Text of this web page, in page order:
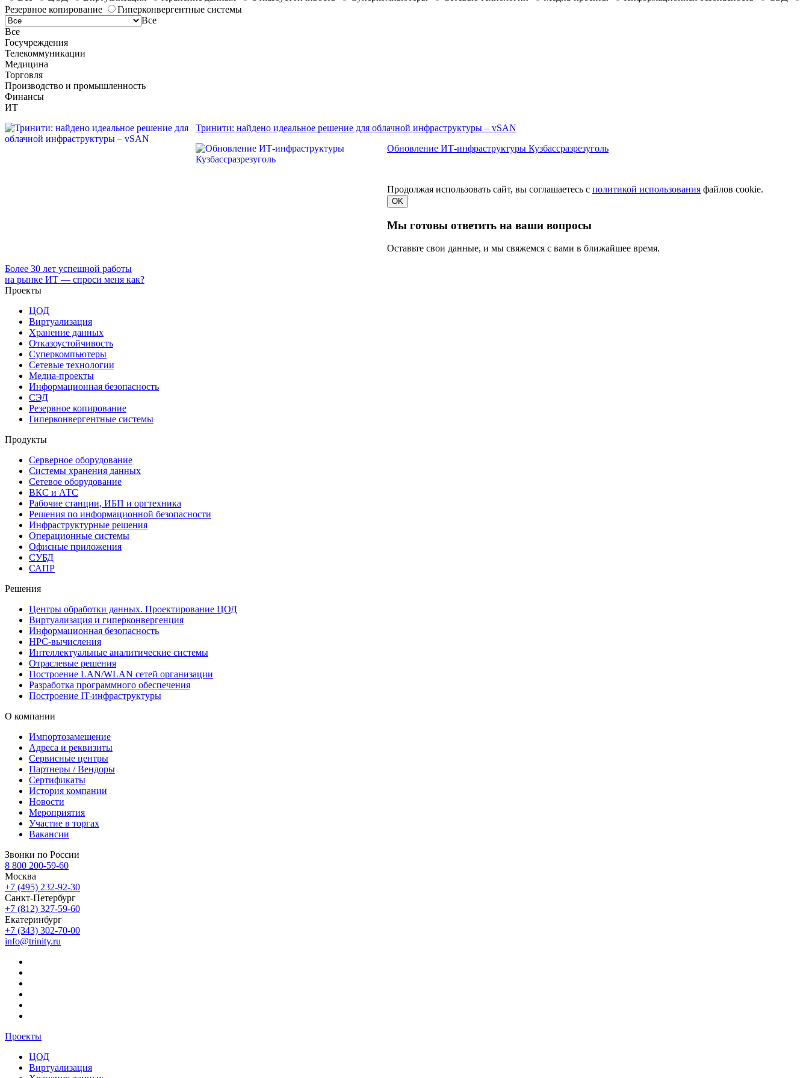
Резервное копирование
Гиперконвергентные системы
Все
Все
Госучреждения
Телекоммуникации
Медицина
Торговля
Производство и промышленность
Финансы
ИТ
Тринити: найдено идеальное решение для облачной инфраструктуры – vSAN
Обновление ИТ-инфраструктуры Кузбассразрезуголь
Продолжая использовать сайт, вы соглашаетесь с политикой использования файлов cookie.
OK
Мы готовы ответить на ваши вопросы
Оставьте свои данные, и мы свяжемся с вами в ближайшее время.
Более 30 лет успешной работы
на рынке ИТ — спроси меня как?
Проекты
ЦОД
Виртуализация
Хранение данных
Отказоустойчивость
Суперкомпьютеры
Сетевые технологии
Медиа-проекты
Информационная безопасность
СЭД
Резервное копирование
Гиперконвергентные системы
Продукты
Серверное оборудование
Системы хранения данных
Сетевое оборудование
ВКС и АТС
Рабочие станции, ИБП и оргтехника
Решения по информационной безопасности
Инфраструктурные решения
Операционные системы
Офисные приложения
СУБД
САПР
Решения
Центры обработки данных. Проектирование ЦОД
Виртуализация и гиперконвергенция
Информационная безопасность
HPC-вычисления
Интеллектуальные аналитические системы
Отраслевые решения
Построение LAN/WLAN сетей организации
Разработка программного обеспечения
Построение IT-инфраструктуры
О компании
Импортозамещение
Адреса и реквизиты
Сервисные центры
Партнеры / Вендоры
Сертификаты
История компании
Новости
Мероприятия
Участие в торгах
Вакансии
Звонки по России
8 800 200-59-60
Москва
+7 (495) 232-92-30
Санкт-Петербург
+7 (812) 327-59-60
Екатеринбург
+7 (343) 302-70-00
info@trinity.ru
Проекты
ЦОД
Виртуализация